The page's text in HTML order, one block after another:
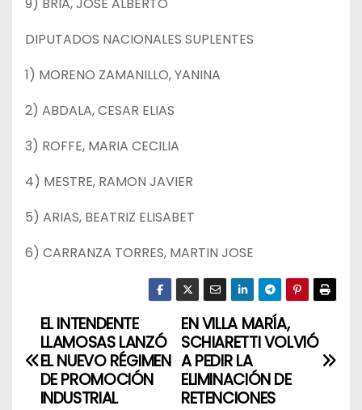
DIPUTADOS NACIONALES SUPLENTES
1) MORENO ZAMANILLO, YANINA
2) ABDALA, CESAR ELIAS
3) ROFFE, MARIA CECILIA
4) MESTRE, RAMON JAVIER
5) ARIAS, BEATRIZ ELISABET
6) CARRANZA TORRES, MARTIN JOSE
N
a
EN VILLA MARÍA,
SCHIARETTI VOLVIÓ
A PEDIR LA
ELIMINACIÓN DE
RETENCIONES
EL INTENDENTE
LLAMOSAS LANZÓ
EL NUEVO RÉGIMEN
DE PROMOCIÓN
INDUSTRIAL